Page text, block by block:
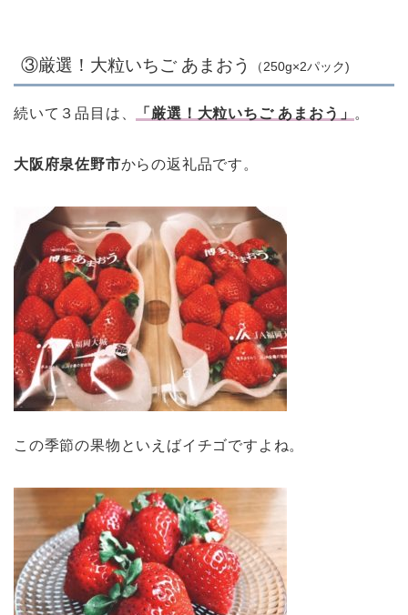
③厳選！大粒いちご あまおう （250g×2パック)
続いて３品目は、 「 厳選！大粒いちご あまおう」 。
大阪府泉佐野市からの返礼品です。
この季節の果物といえばイチゴですよね。